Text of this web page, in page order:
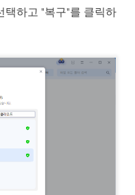
택하고 "복구"를 클릭하